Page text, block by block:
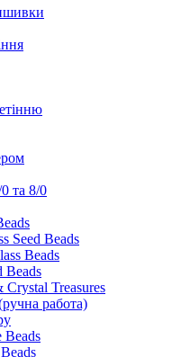
та 8/0
Seed Beads
Beads
Beads
Treasures
работа)
Beads